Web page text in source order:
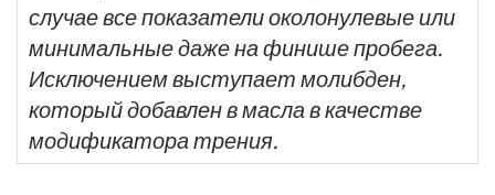
случае все показатели околонулевые или
минимальные даже на финише пробега.
Исключением выступает молибден,
который добавлен в масла в качестве
модификатора трения.